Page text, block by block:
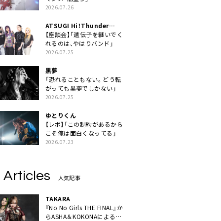
2026.07.26
ATSUGI Hi！Thunder
Rock Festival
【座談会】「遺伝子を継いでく
れるのは、やはりバンド」
2026.07.25
黒夢
「恐れることもない。どう転
がっても黒夢でしかない」
2026.07.25
ゆとりくん
【レポ】「この制約があるから
こそ俺は面白くなってる」
2026.07.23
Articles 人気記事
TAKARA
『No No Girls THE FINAL』か
らASHA＆KOKONAによるユ